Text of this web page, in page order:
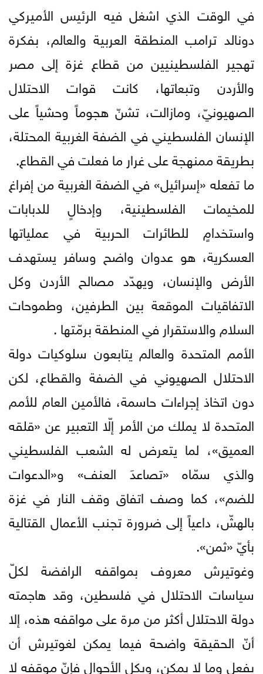
في الوقت الذي اشغل فيه الرئيس الأميركي
دونالد ترامب المنطقة العربية والعالم، بفكرة
تهجير الفلسطينيين من قطاع غزة إلى مصر
والأردن وتبعاتها، كانت قوات الاحتلال
الصهيونيّ، ومازالت، تشنّ هجوماً وحشياً على
الإنسان الفلسطيني في الضفة الغربية المحتلة،
بطريقة ممنهجة على غرار ما فعلت في القطاع.
ما تفعله «إسرائيل» في الضفة الغربية من إفراغ
للمخيمات الفلسطينية، وإدخالٍ للدبابات
واستخدامٍ للطائرات الحربية في عملياتها
العسكرية، هو عدوان واضح وسافر يستهدف
الأرض والإنسان، ويهدّد مصالح الأردن وكل
الاتفاقيات الموقعة بين الطرفين، وطموحات
السلام والاستقرار في المنطقة برمّتها .
الأمم المتحدة والعالم يتابعون سلوكيات دولة
الاحتلال الصهيوني في الضفة والقطاع، لكن
دون اتخاذ إجراءات حاسمة، فالأمين العام للأمم
المتحدة لا يملك من الأمر إلّا التعبير عن «قلقه
العميق»، لما يتعرض له الشعب الفلسطيني
والذي سمّاه «تصاعدَ العنف» و«الدعوات
للضم»، كما وصف اتفاق وقف النار في غزة
بالهشّ، داعياً إلى ضرورة تجنب الأعمال القتالية
بأيّ «ثمن».
وغوتيرش معروف بمواقفه الرافضة لكلّ
سياسات الاحتلال في فلسطين، وقد هاجمته
دولة الاحتلال أكثر من مرة على مواقفه هذه، إلا
أنّ الحقيقة واضحة فيما يمكن لغوتيرش أن
يفعل وما لا يمكن، وبكل الأحوال فإنّ موقفه لا